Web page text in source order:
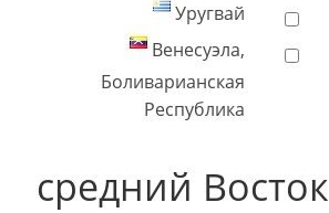
Уругвай
Венесуэла,
Боливарианская
Республика
средний Восток